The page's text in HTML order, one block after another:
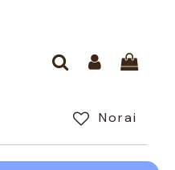
Norai